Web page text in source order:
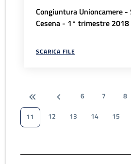
Congiuntura Unioncamere
Cesena - 1° trimestre 2018
SCARICA FILE
6 7 8
11
12 13 14 15